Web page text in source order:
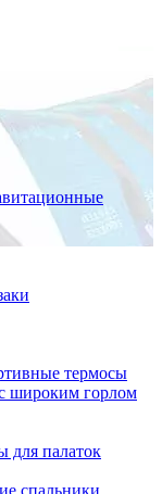
термосы
широким горлом
для палаток